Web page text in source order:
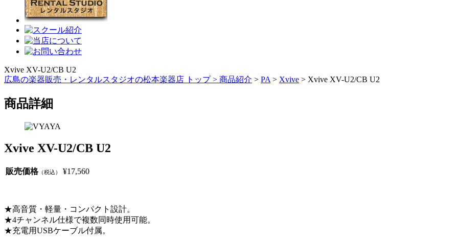
Xvive XV-U2/CB U2
広島の楽器販売・レンタルスタジオの松本楽器店 トップ > 商品紹介 > PA > Xvive > Xvive XV-U2/CB U2
商品詳細
Xvive XV-U2/CB U2
販売価格（税込） ¥17,560
★高音質・軽量・コンパクト設計。
★4チャンネル仕様で複数同時使用可能。
★充電用USBケーブル付属。